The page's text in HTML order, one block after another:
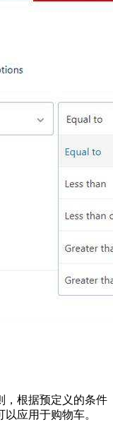
，根据预定义的条件
应用于购物车。